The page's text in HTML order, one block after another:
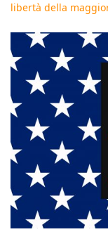
libertà della